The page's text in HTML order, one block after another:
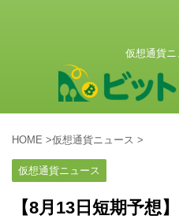
仮想通貨
HOME >仮想通貨ニュース >
仮想通貨ニュース
【8月13日短期予想